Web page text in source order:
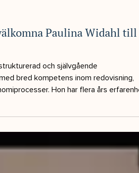
Paulina Widahl till
bred kompetens inom redovisning,
Hon har flera års
och är van vid att hantera